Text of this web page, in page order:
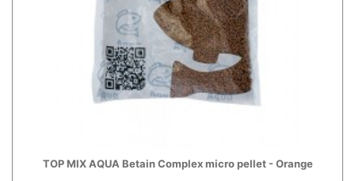
TOP MIX AQUA Betain Complex micro pellet - Orange